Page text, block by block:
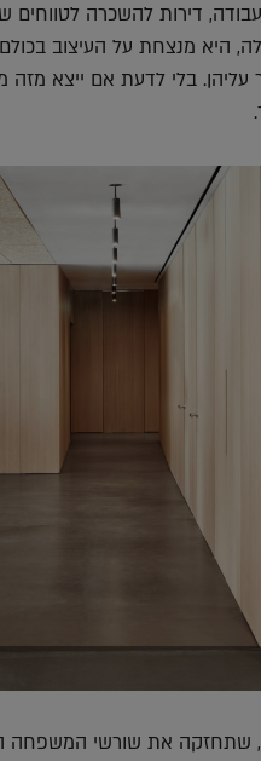
דירות להשכרה לטווחים
היא מנצחת על העיצוב
עליהן. בלי לדעת אם ייצא מזה
שתחזקה את שורשי המשפחה